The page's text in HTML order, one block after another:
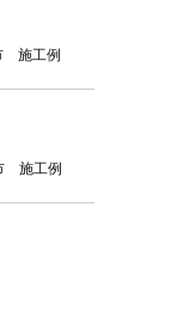
施工例
施工例